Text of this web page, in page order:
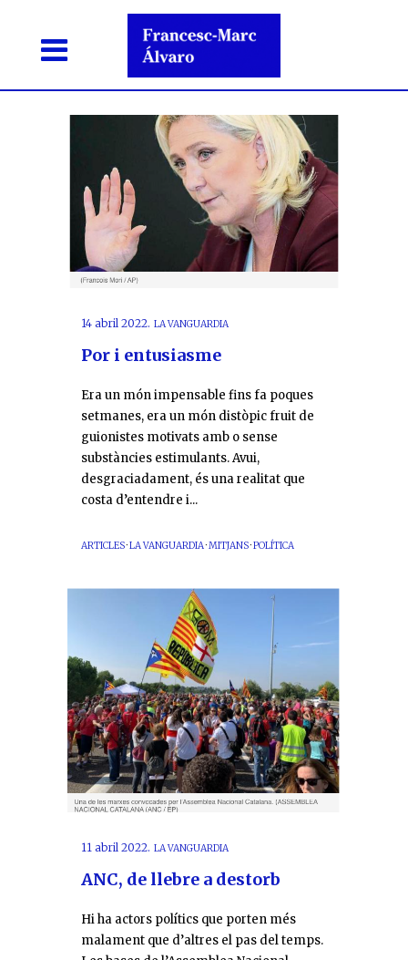
14 abril 2022. LA VANGUARDIA
Por i entusiasme
Era un món impensable fins fa poques
setmanes, era un món distòpic fruit de
guionistes motivats amb o sense
substàncies estimulants. Avui,
desgraciadament, és una realitat que
costa d’entendre i...
ARTICLES·LA VANGUARDIA·MITJANS·POLÍTICA
11 abril 2022. LA VANGUARDIA
ANC, de llebre a destorb
Hi ha actors polítics que porten més
malament que d’altres el pas del temps.